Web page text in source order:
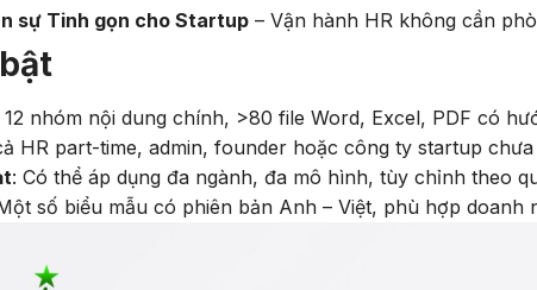
sự Tinh gọn cho Startup – Vận hành HR không cần
12 nhóm nội dung chính, >80 file Word, Excel, PDF có
HR part-time, admin, founder hoặc công ty startup
: Có thể áp dụng đa ngành, đa mô hình, tùy chỉnh theo
số biểu mẫu có phiên bản Anh – Việt, phù hợp doanh